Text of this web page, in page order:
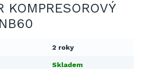
KOMPRESOROVÝ
2 roky
Skladem